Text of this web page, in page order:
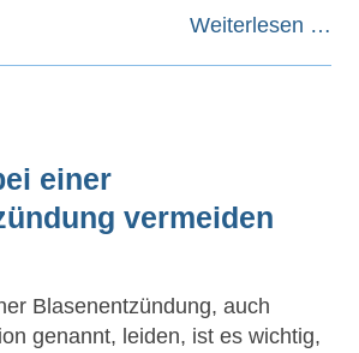
Weiterlesen …
einer
vermeiden
Blasenentzündung, auch
genannt, leiden, ist es wichtig,